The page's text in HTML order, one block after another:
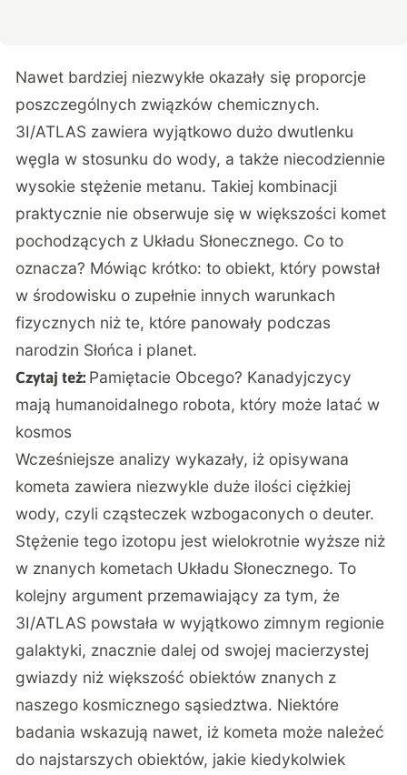
Nawet bardziej niezwykłe okazały się proporcje
poszczególnych związków chemicznych.
3I/ATLAS zawiera wyjątkowo dużo dwutlenku
węgla w stosunku do wody, a także niecodziennie
wysokie stężenie metanu. Takiej kombinacji
praktycznie nie obserwuje się w większości komet
pochodzących z Układu Słonecznego. Co to
oznacza? Mówiąc krótko: to obiekt, który powstał
w środowisku o zupełnie innych warunkach
fizycznych niż te, które panowały podczas
narodzin Słońca i planet.
Czytaj też: Pamiętacie Obcego? Kanadyjczycy
mają humanoidalnego robota, który może latać w
kosmos
Wcześniejsze analizy wykazały, iż opisywana
kometa zawiera niezwykle duże ilości ciężkiej
wody, czyli cząsteczek wzbogaconych o deuter.
Stężenie tego izotopu jest wielokrotnie wyższe niż
w znanych kometach Układu Słonecznego. To
kolejny argument przemawiający za tym, że
3I/ATLAS powstała w wyjątkowo zimnym regionie
galaktyki, znacznie dalej od swojej macierzystej
gwiazdy niż większość obiektów znanych z
naszego kosmicznego sąsiedztwa. Niektóre
badania wskazują nawet, iż kometa może należeć
do najstarszych obiektów, jakie kiedykolwiek